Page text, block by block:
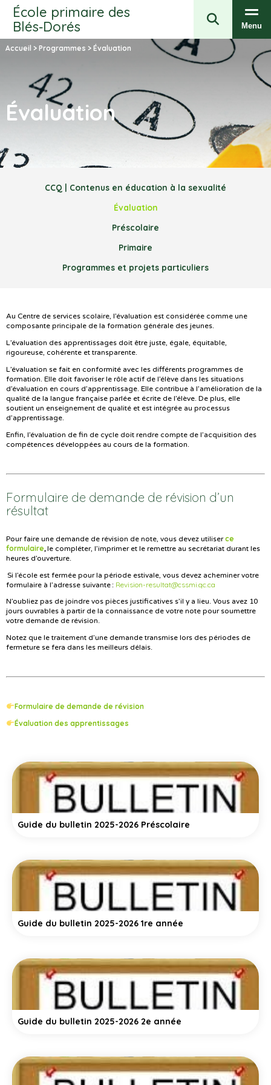
École primaire des
Blés‑Dorés
Menu
Accueil > Programmes > Évaluation
Évaluation
CCQ | Contenus en éducation à la sexualité
Évaluation
Préscolaire
Primaire
Programmes et projets particuliers
Au Centre de services scolaire, l’évaluation est considérée comme une
composante principale de la formation générale des jeunes.
L’évaluation des apprentissages doit être juste, égale, équitable,
rigoureuse, cohérente et transparente.
L’évaluation se fait en conformité avec les différents programmes de
formation. Elle doit favoriser le rôle actif de l’élève dans les situations
d’évaluation en cours d’apprentissage. Elle contribue à l’amélioration de la
qualité de la langue française parlée et écrite de l’élève. De plus, elle
soutient un enseignement de qualité et est intégrée au processus
d’apprentissage.
Enfin, l’évaluation de fin de cycle doit rendre compte de l’acquisition des
compétences développées au cours de la formation.
Formulaire de demande de révision d’un
résultat
Pour faire une demande de révision de note, vous devez utiliser ce
formulaire, le compléter, l’imprimer et le remettre au secrétariat durant les
heures d’ouverture.
Si l’école est fermée pour la période estivale, vous devez acheminer votre
formulaire à l’adresse suivante : Revision-resultat@cssmi.qc.ca
N’oubliez pas de joindre vos pièces justificatives s’il y a lieu. Vous avez 10
jours ouvrables à partir de la connaissance de votre note pour soumettre
votre demande de révision.
Notez que le traitement d’une demande transmise lors des périodes de
fermeture se fera dans les meilleurs délais.
Formulaire de demande de révision
Évaluation des apprentissages
Guide du bulletin 2025-2026 Préscolaire
Guide du bulletin 2025-2026 1re année
Guide du bulletin 2025-2026 2e année